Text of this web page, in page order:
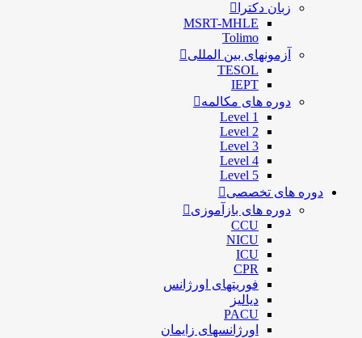
زبان دکترا
MSRT-MHLE
Tolimo
آزمونهای بین المللی
TESOL
IEPT
دوره های مکالمه
Level 1
Level 2
Level 3
Level 4
Level 5
دوره های تخصصی
دوره های بازآموزی
CCU
NICU
ICU
CPR
فوریتهای اورژانس
دیالیز
PACU
اورژانسهای زایمان